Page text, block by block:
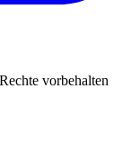
vorbehalten